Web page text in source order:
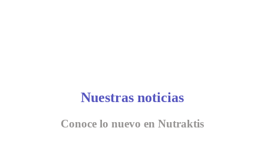
Nuestras noticias
Conoce lo nuevo en Nutraktis